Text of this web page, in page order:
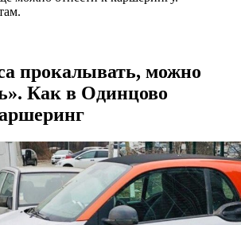
прокалывать, можно
Как в Одинцово